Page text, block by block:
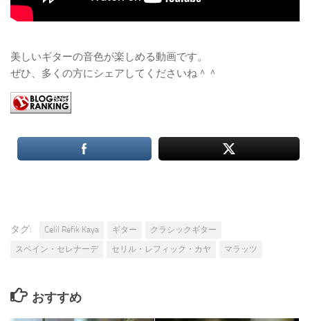
美しいギターの音色が楽しめる動画です。
ぜひ、多くの方にシェアしてくださいね＾＾
タグ: Celil Refik Kaya ギター
クラシックギター
スペイン・セレナーデ
セリル・レフィック・カヤ マラッツ
おすすめ